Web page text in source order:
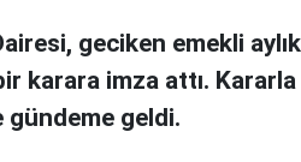
geciken emekli
karara imza attı. Kararla
gündeme geldi.